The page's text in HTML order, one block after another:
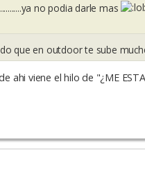
no podia darle mas
que en outdoor te sube
viene el hilo de "¿ME